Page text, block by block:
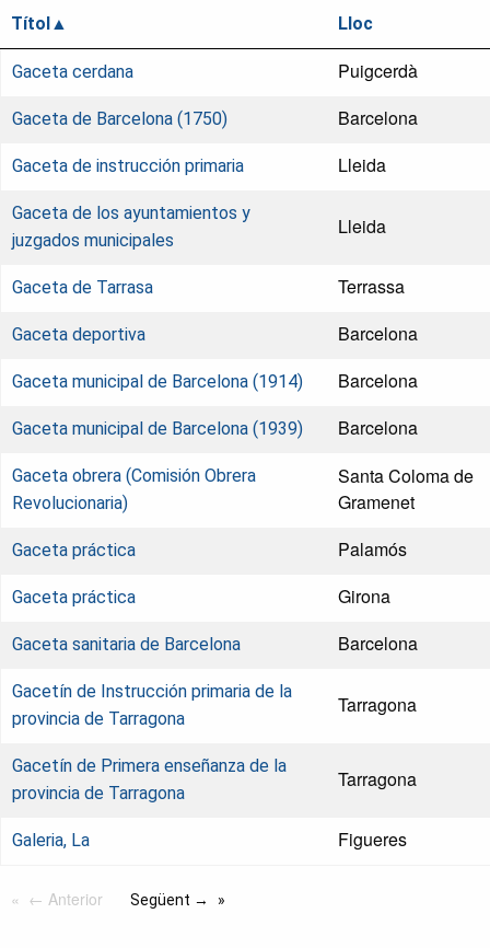
Títol
Lloc
Gaceta cerdana Puigcerdà
Gaceta de Barcelona (1750) Barcelona
Gaceta de instrucción primaria Lleida
Gaceta de los ayuntamientos y
juzgados municipales
Lleida
Gaceta de Tarrasa Terrassa
Gaceta deportiva Barcelona
Gaceta municipal de Barcelona (1914) Barcelona
Gaceta municipal de Barcelona (1939) Barcelona
Gaceta obrera (Comisión Obrera
Revolucionaria)
Santa Coloma de
Gramenet
Gaceta práctica Palamós
Gaceta práctica Girona
Gaceta sanitaria de Barcelona Barcelona
Gacetín de Instrucción primaria de la
provincia de Tarragona
Tarragona
Gacetín de Primera enseñanza de la
provincia de Tarragona
Tarragona
Galeria, La Figueres
← Anterior Següent →